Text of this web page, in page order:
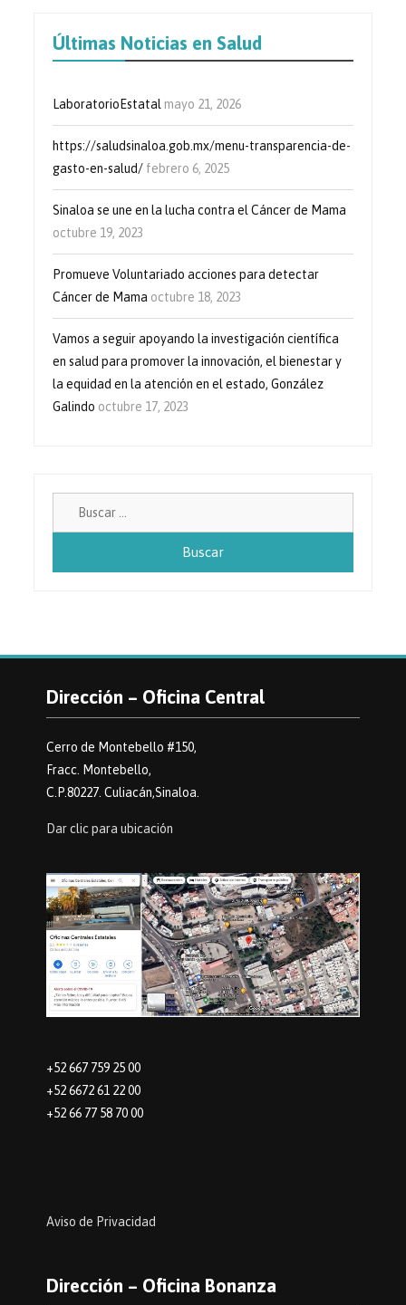
Últimas Noticias en Salud
LaboratorioEstatal mayo 21, 2026
https://saludsinaloa.gob.mx/menu-transparencia-de-
gasto-en-salud/ febrero 6, 2025
Sinaloa se une en la lucha contra el Cáncer de Mama
octubre 19, 2023
Promueve Voluntariado acciones para detectar
Cáncer de Mama octubre 18, 2023
Vamos a seguir apoyando la investigación científica
en salud para promover la innovación, el bienestar y
la equidad en la atención en el estado, González
Galindo octubre 17, 2023
Dirección – Oficina Central
Cerro de Montebello #150,
Fracc. Montebello,
C.P.80227. Culiacán,Sinaloa.
Dar clic para ubicación
+52 667 759 25 00
+52 6672 61 22 00
+52 66 77 58 70 00
Aviso de Privacidad
Dirección – Oficina Bonanza